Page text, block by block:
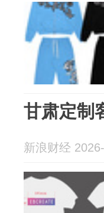
甘肃定制
新浪财经